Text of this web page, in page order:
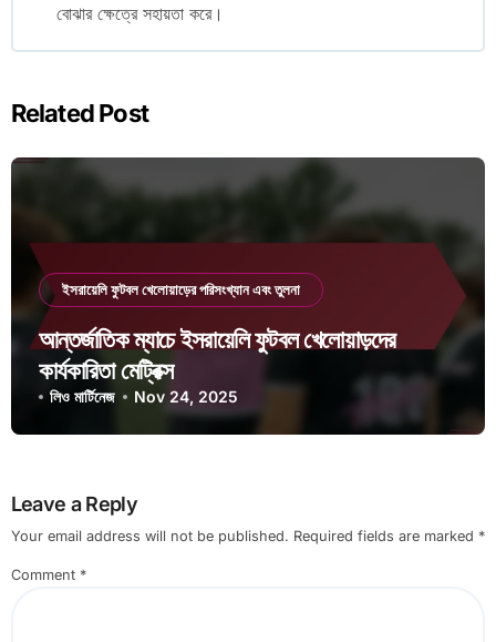
বোঝার ক্ষেত্রে সহায়তা করে।
Related Post
ইসরায়েলি ফুটবল খেলোয়াড়ের পরিসংখ্যান এবং তুলনা
আন্তর্জাতিক ম্যাচে ইসরায়েলি ফুটবল খেলোয়াড়দের
কার্যকারিতা মেট্রিক্স
লিও মার্টিনেজ Nov 24, 2025
Leave a Reply
Your email address will not be published. Required fields are marked *
Comment *